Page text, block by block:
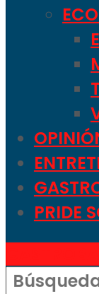
PRIDE